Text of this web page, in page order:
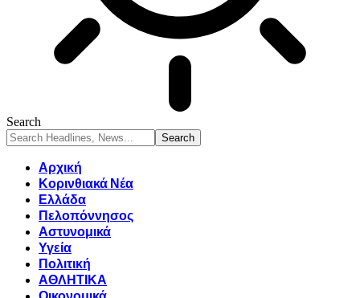
Search
Αρχική
Κορινθιακά Νέα
Ελλάδα
Πελοπόννησος
Αστυνομικά
Υγεία
Πολιτική
ΑΘΛΗΤΙΚΑ